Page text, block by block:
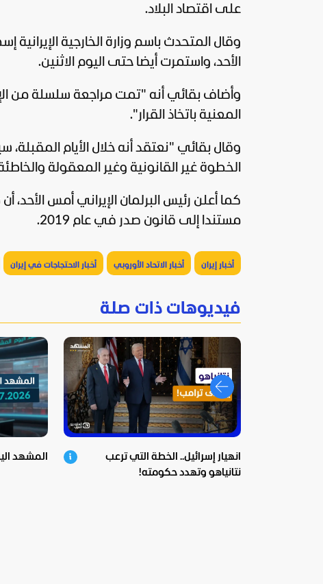
على اقتصاد البلاد.
وقال المتحدث باسم وزارة الخارجية
الأحد، واستمرت أيضا حتى اليوم الاثنين.
وأضاف بقائي أنه "تمت مراجعة سلسلة من
المعنية باتخاذ القرار".
وقال بقائي "نعتقد أنه خلال الأيام
الخطوة غير القانونية وغير المعقولة
كما أعلن رئيس البرلمان الإيراني أمس الأحد،
مستندا إلى قانون صدر في عام 2019.
أخبار إيران أخبار الاتحاد الأوروبي أخبار الاحتجاجات في إيران
فيديوهات ذات صلة
انهيار إسرائيل.. الخطة التي ترعب
نتانياهو وتهدد حكومته!
المشهد اليوم 04-